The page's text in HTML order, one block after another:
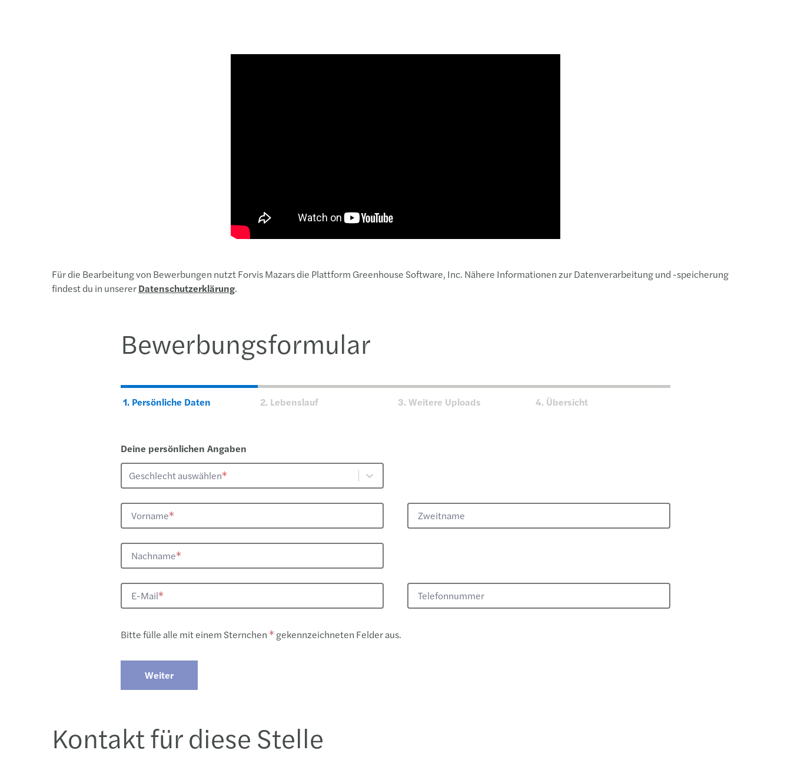
Für die Bearbeitung von Bewerbungen nutzt Forvis Mazars die Plattform Greenhouse Software, Inc. Nähere Informationen zur Datenverarbeitung und -speicherung
findest du in unsererDatenschutzerklärung.
Bewerbungsformular
1. Persönliche Daten 2. Lebenslauf 3. Weitere Uploads 4. Übersicht
Deine persönlichen Angaben
Geschlecht auswählen*
Vorname* Zweitname
Nachname*
E-Mail* Telefonnummer
​Bitte fülle alle mit einem Sternchen * ​ gekennzeichneten Felder aus.
Weiter
Kontakt für diese Stelle